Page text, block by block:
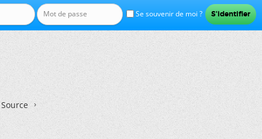
Se souvenir de moi ?